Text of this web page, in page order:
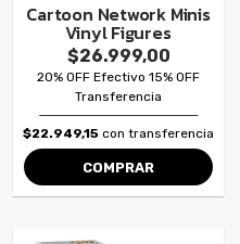
Cartoon Network Minis
Vinyl Figures
$26.999,00
20% OFF Efectivo 15% OFF
Transferencia
$22.949,15 con transferencia
COMPRAR